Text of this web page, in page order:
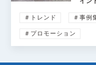
＃トレンド ＃事例
＃プロモーション